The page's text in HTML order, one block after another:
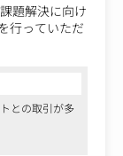
す。
。販売して終
指していきま
題解決に向け
行っていただ
のご経験は問
、インハウス
ど、様々な
をお待ちして
との取引が多